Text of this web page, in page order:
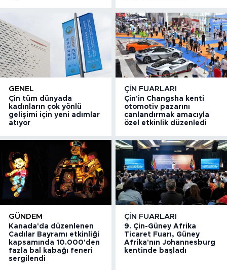
GENEL
Çin tüm dünyada
kadınların çok yönlü
gelişimi için yeni adımlar
atıyor
ÇIN FUARLARI
Çin'in Changsha kenti
otomotiv pazarını
canlandırmak amacıyla
özel etkinlik düzenledi
GÜNDEM
Kanada'da düzenlenen
Cadılar Bayramı etkinliği
kapsamında 10.000'den
fazla bal kabağı feneri
sergilendi
ÇIN FUARLARI
9. Çin-Güney Afrika
Ticaret Fuarı, Güney
Afrika'nın Johannesburg
kentinde başladı